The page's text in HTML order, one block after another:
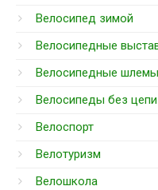
Велосипед зимой
Велосипедные
Велосипедные шлемы
Велосипеды без цепи
Велоспорт
Велотуризм
Велошкола